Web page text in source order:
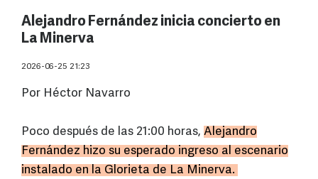
Alejandro Fernández inicia concierto en
La Minerva
2026-06-25 21:23
Por Héctor Navarro
Poco después de las 21:00 horas, Alejandro
Fernández hizo su esperado ingreso al escenario
instalado en la Glorieta de La Minerva.